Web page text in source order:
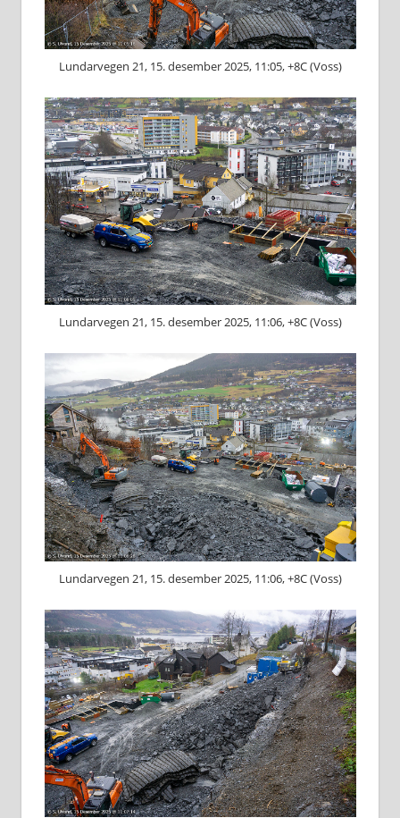
Lundarvegen 21, 15. desember 2025, 11:05, +8C (Voss)
Lundarvegen 21, 15. desember 2025, 11:06, +8C (Voss)
Lundarvegen 21, 15. desember 2025, 11:06, +8C (Voss)